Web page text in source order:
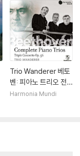
Complete Piano Tri
o)
Trio Wanderer 베토
벤: 피아노 트리오 전
곡, 삼중 협주곡 - 반더
Harmonia Mundi